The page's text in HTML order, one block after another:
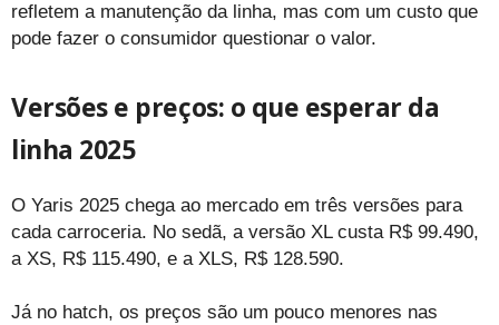
refletem a manutenção da linha, mas com um custo que
pode fazer o consumidor questionar o valor.
Versões e preços: o que esperar da
linha 2025
O Yaris 2025 chega ao mercado em três versões para
cada carroceria. No sedã, a versão XL custa R$ 99.490,
a XS, R$ 115.490, e a XLS, R$ 128.590.
Já no hatch, os preços são um pouco menores nas